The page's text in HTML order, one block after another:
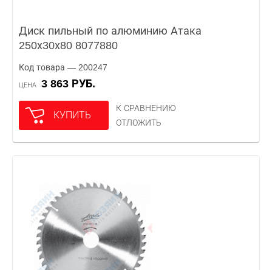
Диск пильный по алюминию Атака
250х30х80 8077880
Код товара — 200247
ЦЕНА 3 863 РУБ.
КУПИТЬ
К СРАВНЕНИЮ
ОТЛОЖИТЬ